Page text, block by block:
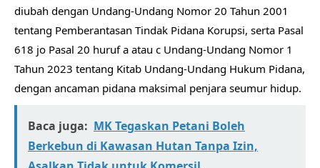
diubah dengan Undang-Undang Nomor 20 Tahun 2001
tentang Pemberantasan Tindak Pidana Korupsi, serta Pasal
618 jo Pasal 20 huruf a atau c Undang-Undang Nomor 1
Tahun 2023 tentang Kitab Undang-Undang Hukum Pidana,
dengan ancaman pidana maksimal penjara seumur hidup.
Baca juga: MK Tegaskan Petani Boleh
Berkebun di Kawasan Hutan Tanpa Izin,